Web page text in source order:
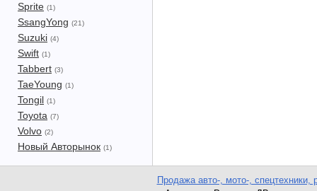
Sprite (1)
SsangYong (21)
Suzuki (4)
Swift (1)
Tabbert (3)
TaeYoung (1)
Tongil (1)
Toyota (7)
Volvo (2)
Новый Авторынок (1)
Продажа авто-, мото-, спецтехники,